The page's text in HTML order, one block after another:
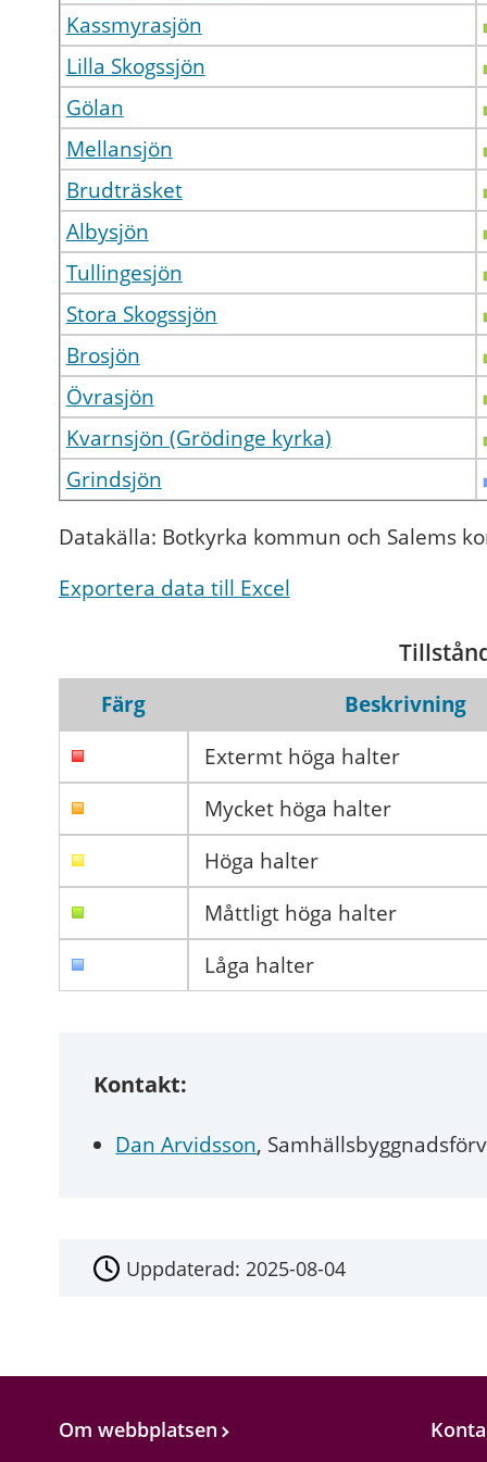
Kassmyrasjön
Lilla Skogssjön
Gölan
Mellansjön
Brudträsket
Albysjön
Tullingesjön
Stora Skogssjön
Brosjön
Övrasjön
Kvarnsjön (Grödinge kyrka)
Grindsjön
Datakälla: Botkyrka kommun och Salems
Exportera data till Excel
Färg
Beskrivning
Extermt höga halter
Mycket höga halter
Höga halter
Måttligt höga halter
Låga halter
Kontakt:
Dan Arvidsson,
Uppdaterad: 2025-08-04
Om webbplatsen